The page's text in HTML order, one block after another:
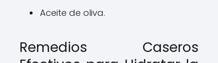
Aceite de oliva.
Remedios Caseros